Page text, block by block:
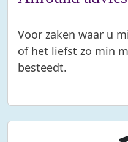
Voor zaken waar u
of het liefst zo min
besteedt.